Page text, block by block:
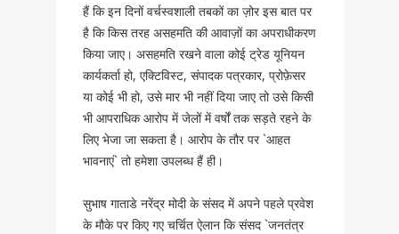
हैं कि इन दिनों वर्चस्वशाली तबकों का ज़ोर इस बात पर
है कि किस तरह असहमति की आवाज़ों का अपराधीकरण
किया जाए। असहमति रखने वाला कोई ट्रेड यूनियन
कार्यकर्ता हो, एक्टिविस्ट, संपादक पत्रकार, प्रोफ़ेसर
या कोई भी हो, उसे मार भी नहीं दिया जाए तो उसे किसी
भी आपराधिक आरोप में जेलों में वर्षों तक सड़ते रहने के
लिए भेजा जा सकता है। आरोप के तौर पर `आहत
भावनाएं` तो हमेशा उपलब्ध हैं ही।
सुभाष गाताडे नरेंद्र मोदी के संसद में अपने पहले प्रवेश
के मौके पर किए गए चर्चित ऐलान कि संसद `जनतंत्र